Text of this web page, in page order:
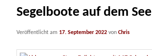
Segelboote auf dem See
Veröffentlicht am 17. September 2022 vonChris